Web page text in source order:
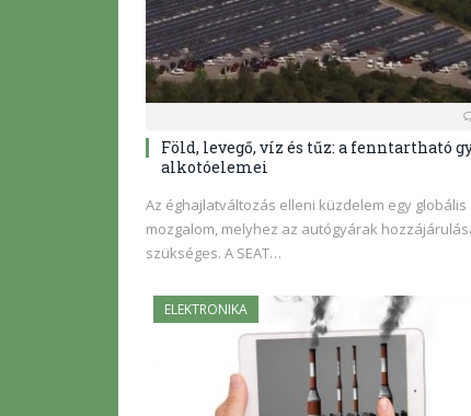
Föld, levegő, víz és tűz: a fenntartható
alkotóelemei
Az éghajlatváltozás elleni küzdelem egy globális
mozgalom, melyhez az autógyárak
szükséges. A SEAT…
ELEKTRONIKA